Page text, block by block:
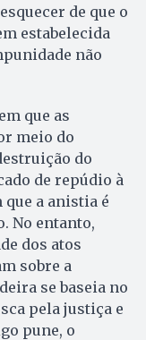
de que o
estabelecida
não
que as
meio do
do
de repúdio à
a anistia é
No entanto,
dos atos
sobre a
se baseia no
pela justiça e
pune, o